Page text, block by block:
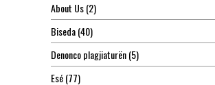
About Us(2)
Biseda(40)
Denonco plagjiaturën(5)
Esé(77)